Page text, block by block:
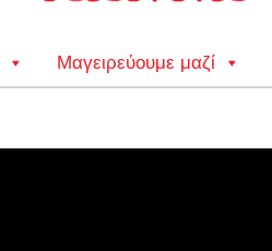
Μαγειρεύουμε μαζί